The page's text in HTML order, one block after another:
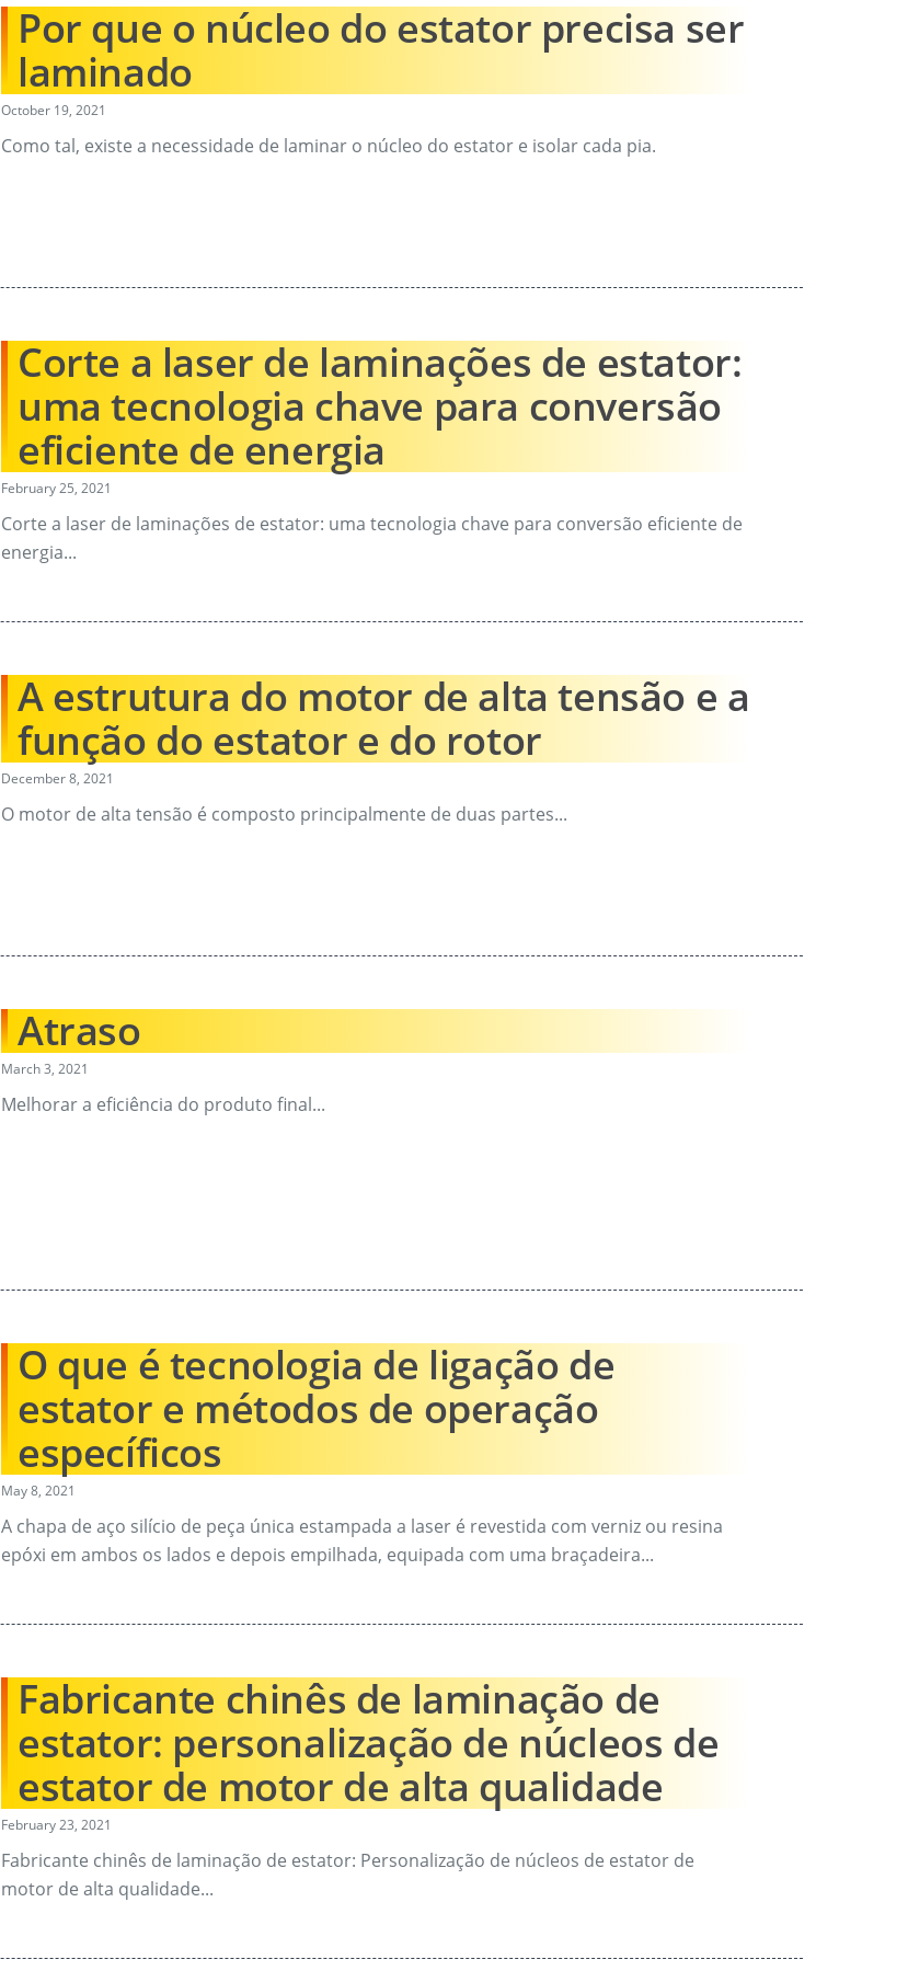
Por que o núcleo do estator precisa ser
laminado
October 19, 2021
Como tal, existe a necessidade de laminar o núcleo do estator e isolar cada pia.
Corte a laser de laminações de estator:
uma tecnologia chave para conversão
eficiente de energia
February 25, 2021
Corte a laser de laminações de estator: uma tecnologia chave para conversão eficiente de
energia...
A estrutura do motor de alta tensão e a
função do estator e do rotor
December 8, 2021
O motor de alta tensão é composto principalmente de duas partes...
Atraso
March 3, 2021
Melhorar a eficiência do produto final...
O que é tecnologia de ligação de
estator e métodos de operação
específicos
May 8, 2021
A chapa de aço silício de peça única estampada a laser é revestida com verniz ou resina
epóxi em ambos os lados e depois empilhada, equipada com uma braçadeira...
Fabricante chinês de laminação de
estator: personalização de núcleos de
estator de motor de alta qualidade
February 23, 2021
Fabricante chinês de laminação de estator: Personalização de núcleos de estator de
motor de alta qualidade...